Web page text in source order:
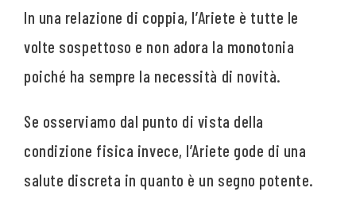
In una relazione di coppia, l’Ariete è tutte le
volte sospettoso e non adora la monotonia
poiché ha sempre la necessità di novità.
Se osserviamo dal punto di vista della
condizione fisica invece, l’Ariete gode di una
salute discreta in quanto è un segno potente.